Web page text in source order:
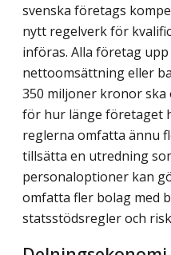
svenska företags
nytt regelverk för
införas. Alla företag
nettoomsättning eller
350 miljoner kronor
för hur länge företaget
reglerna omfatta ännu
tillsätta en utredning
personaloptioner kan
omfatta fler bolag med
statsstödsregler och